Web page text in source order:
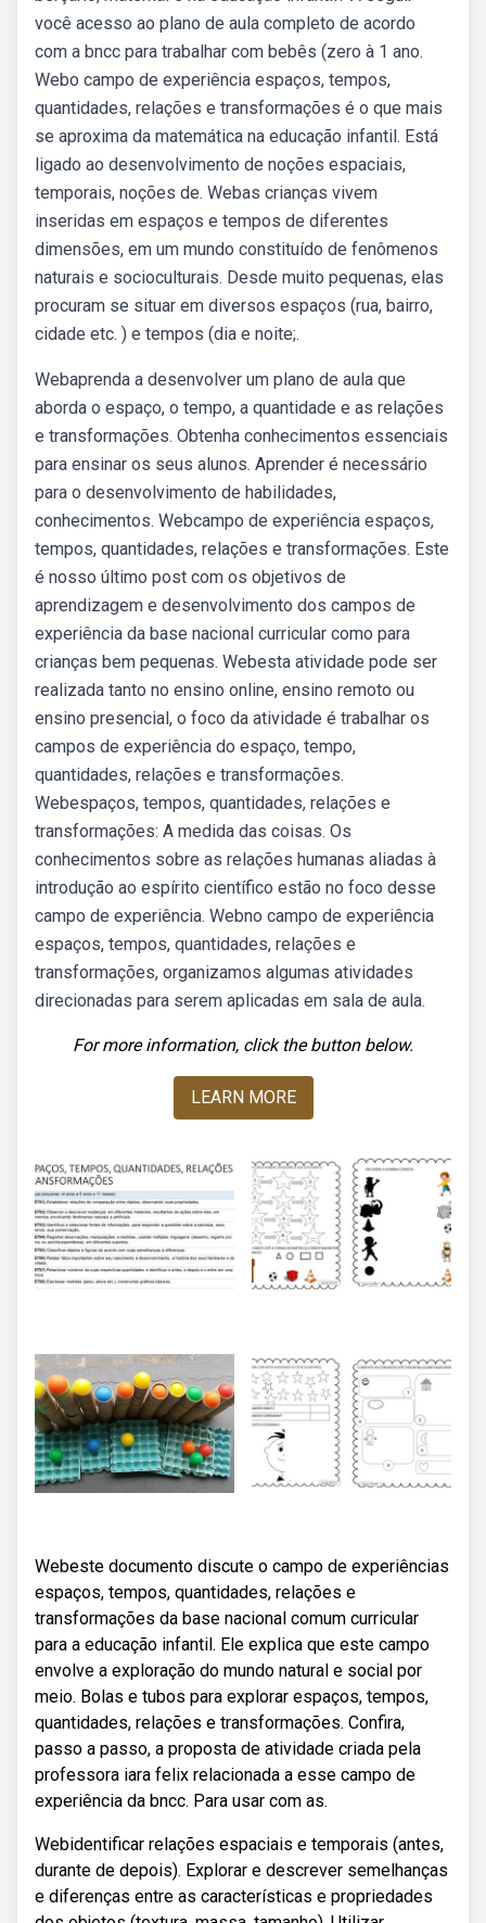
você acesso ao plano de aula completo de acordo
com a bncc para trabalhar com bebês (zero à 1 ano.
Webo campo de experiência espaços, tempos,
quantidades, relações e transformações é o que mais
se aproxima da matemática na educação infantil. Está
ligado ao desenvolvimento de noções espaciais,
temporais, noções de. Webas crianças vivem
inseridas em espaços e tempos de diferentes
dimensões, em um mundo constituído de fenômenos
naturais e socioculturais. Desde muito pequenas, elas
procuram se situar em diversos espaços (rua, bairro,
cidade etc. ) e tempos (dia e noite;.
Webaprenda a desenvolver um plano de aula que
aborda o espaço, o tempo, a quantidade e as relações
e transformações. Obtenha conhecimentos essenciais
para ensinar os seus alunos. Aprender é necessário
para o desenvolvimento de habilidades,
conhecimentos. Webcampo de experiência espaços,
tempos, quantidades, relações e transformações. Este
é nosso último post com os objetivos de
aprendizagem e desenvolvimento dos campos de
experiência da base nacional curricular como para
crianças bem pequenas. Webesta atividade pode ser
realizada tanto no ensino online, ensino remoto ou
ensino presencial, o foco da atividade é trabalhar os
campos de experiência do espaço, tempo,
quantidades, relações e transformações.
Webespaços, tempos, quantidades, relações e
transformações: A medida das coisas. Os
conhecimentos sobre as relações humanas aliadas à
introdução ao espírito científico estão no foco desse
campo de experiência. Webno campo de experiência
espaços, tempos, quantidades, relações e
transformações, organizamos algumas atividades
direcionadas para serem aplicadas em sala de aula.
For more information, click the button below.
LEARN MORE
Webeste documento discute o campo de experiências
espaços, tempos, quantidades, relações e
transformações da base nacional comum curricular
para a educação infantil. Ele explica que este campo
envolve a exploração do mundo natural e social por
meio. Bolas e tubos para explorar espaços, tempos,
quantidades, relações e transformações. Confira,
passo a passo, a proposta de atividade criada pela
professora iara felix relacionada a esse campo de
experiência da bncc. Para usar com as.
Webidentificar relações espaciais e temporais (antes,
durante de depois). Explorar e descrever semelhanças
e diferenças entre as características e propriedades